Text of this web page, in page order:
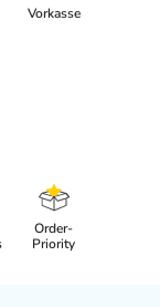
Vorkasse
Order-
Priority